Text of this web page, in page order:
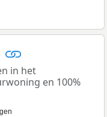
in het
en 100%